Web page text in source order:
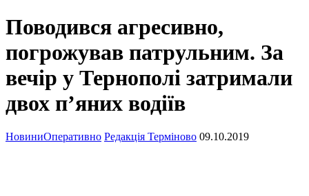
Поводився агресивно,
погрожував патрульним. За
вечір у Тернополі затримали
двох п’яних водіїв
НовиниОперативно Редакція Терміново 09.10.2019